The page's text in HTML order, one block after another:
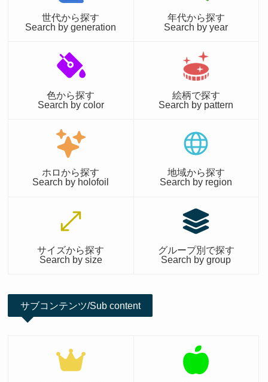
世代から探す
Search by generation
年代から探す
Search by year
色から探す
Search by color
絵柄で探す
Search by pattern
ホロから探す
Search by holofoil
地域から探す
Search by region
サイズから探す
Search by size
グループ別で探す
Search by group
サブコンテンツ/Sub content